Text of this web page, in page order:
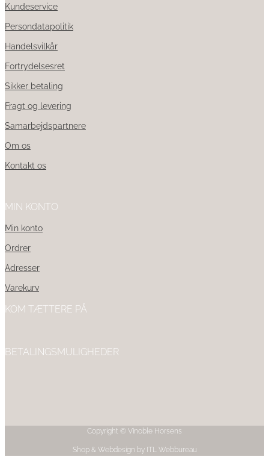
Kundeservice
Persondatapolitik
Handelsvilkår
Fortrydelsesret
Sikker betaling
Fragt og levering
Samarbejdspartnere
Om os
Kontakt os
MIN KONTO
Min konto
Ordrer
Adresser
Varekurv
KOM TÆTTERE PÅ
BETALINGSMULIGHEDER
Copyright © Vinoble Horsens
Shop & Webdesign by ITL Webbureau